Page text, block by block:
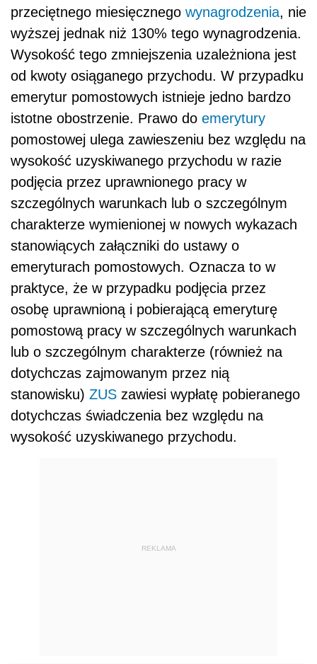
przeciętnego miesięcznego wynagrodzenia, nie
wyższej jednak niż 130% tego wynagrodzenia.
Wysokość tego zmniejszenia uzależniona jest
od kwoty osiąganego przychodu. W przypadku
emerytur pomostowych istnieje jedno bardzo
istotne obostrzenie. Prawo do emerytury
pomostowej ulega zawieszeniu bez względu na
wysokość uzyskiwanego przychodu w razie
podjęcia przez uprawnionego pracy w
szczególnych warunkach lub o szczególnym
charakterze wymienionej w nowych wykazach
stanowiących załączniki do ustawy o
emeryturach pomostowych. Oznacza to w
praktyce, że w przypadku podjęcia przez
osobę uprawnioną i pobierającą emeryturę
pomostową pracy w szczególnych warunkach
lub o szczególnym charakterze (również na
dotychczas zajmowanym przez nią
stanowisku) ZUS zawiesi wypłatę pobieranego
dotychczas świadczenia bez względu na
wysokość uzyskiwanego przychodu.
REKLAMA